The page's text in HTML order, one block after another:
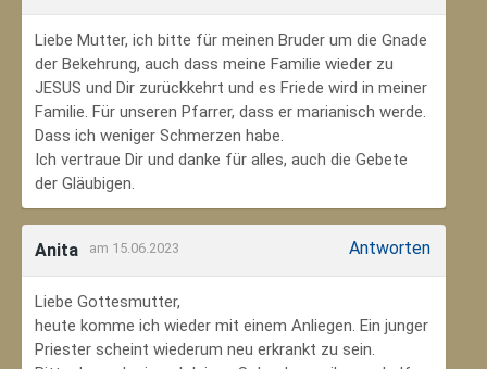
Liebe Mutter, ich bitte für meinen Bruder um die Gnade
der Bekehrung, auch dass meine Familie wieder zu
JESUS und Dir zurückkehrt und es Friede wird in meiner
Familie. Für unseren Pfarrer, dass er marianisch werde.
Dass ich weniger Schmerzen habe.
Ich vertraue Dir und danke für alles, auch die Gebete
der Gläubigen.
Anita am 15.06.2023 Antworten
Liebe Gottesmutter,
heute komme ich wieder mit einem Anliegen. Ein junger
Priester scheint wiederum neu erkrankt zu sein.